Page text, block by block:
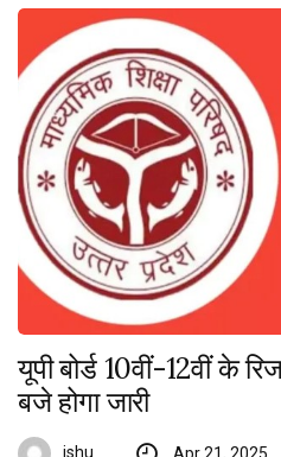
यूपी बोर्ड 10वीं-12वीं के
बजे होगा जारी
ishu